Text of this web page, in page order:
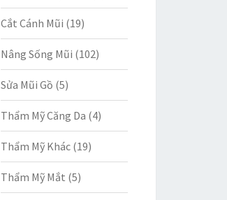
Cắt Cánh Mũi (19)
Nâng Sống Mũi (102)
Sửa Mũi Gồ (5)
Thẩm Mỹ Căng Da (4)
Thẩm Mỹ Khác(19)
Thẩm Mỹ Mắt (5)